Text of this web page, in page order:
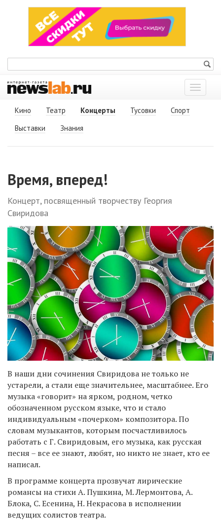
Показать
меню
Кино
Театр Концерты Тусовки
Спорт
Выставки
Знания
Время, вперед!
Концерт, посвященный творчеству Георгия
Свиридова
В наши дни сочинения Свиридова не только не
устарели, а стали еще значительнее, масштабнее. Его
музыка «говорит» на ярком, родном, четко
обозначенном русском языке, что и стало
индивидуальным «почерком» композитора. По
словам музыкантов, которым посчастливилось
работать с Г. Свиридовым, его музыка, как русская
песня – все ее знают, любят, но никто не знает, кто ее
написал.
В программе концерта прозвучат лирические
романсы на стихи А. Пушкина, М. Лермонтова, А.
Блока, С. Есенина, Н. Некрасова в исполнении
ведущих солистов театра.